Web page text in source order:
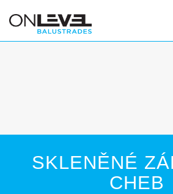
SKLENĚNÉ
CHEB